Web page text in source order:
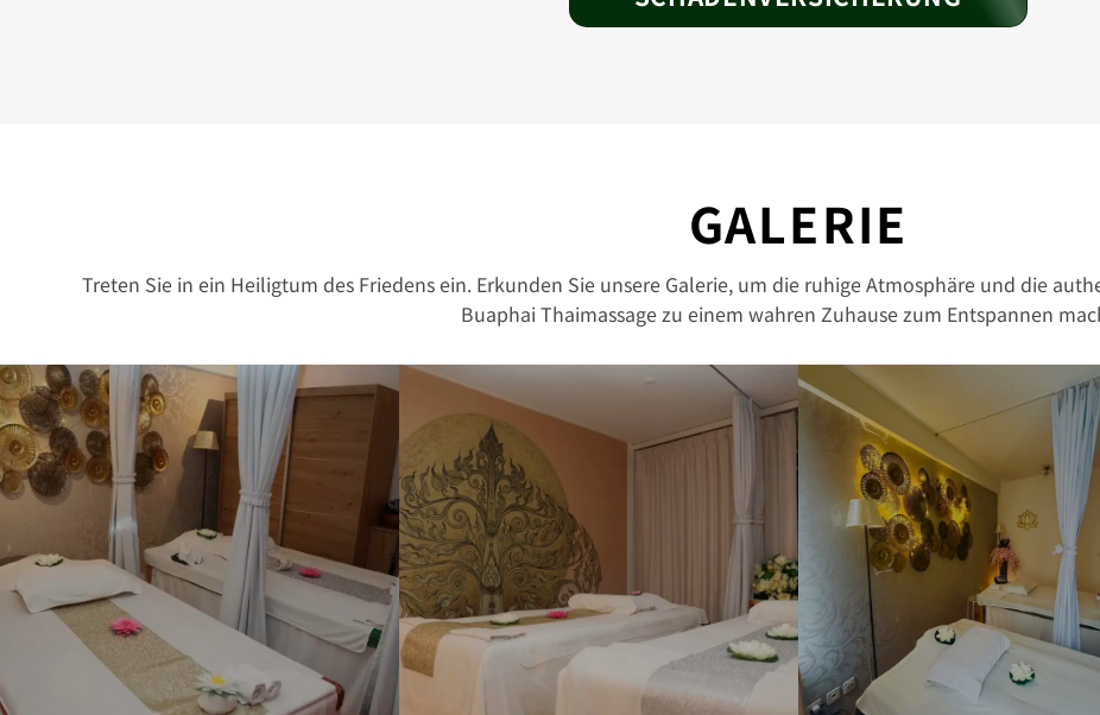
GALERIE
Treten Sie in ein Heiligtum des Friedens ein. Erkunden Sie unsere Galerie, um die ruhige Atmosphäre und die
Buaphai Thaimassage zu einem wahren Zuhause zum Entspannen